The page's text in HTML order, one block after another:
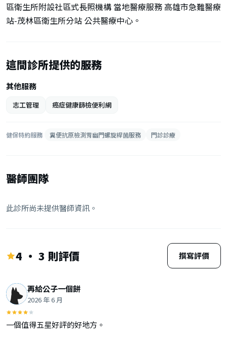
區衛生所附設社區式長照機構 當地醫療服務 高雄市急難醫療
站‑茂林區衛生所分站 公共醫療中心。
這間診所提供的服務
其他服務
志工管理 癌症健康篩檢便利網
健保特約服務 糞便抗原檢測胃幽門螺旋桿菌服務 門診診療
醫師團隊
此診所尚未提供醫師資訊。
4 · 3 則評價 撰寫評價
再給公子一個餅
2026 年 6 月
一個值得五星好評的好地方。